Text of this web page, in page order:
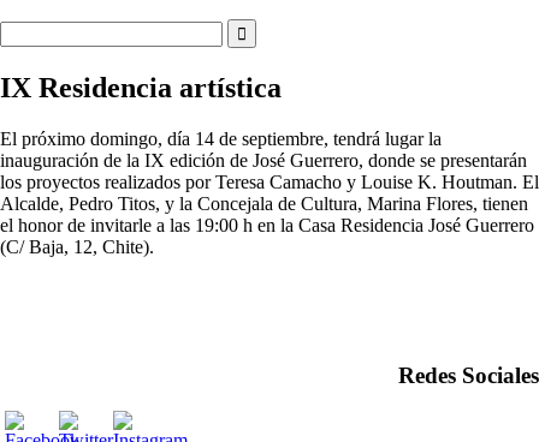
IX Residencia artística
El próximo domingo, día 14 de septiembre, tendrá lugar la
inauguración de la IX edición de José Guerrero, donde se presentarán
los proyectos realizados por Teresa Camacho y Louise K. Houtman. El
Alcalde, Pedro Titos, y la Concejala de Cultura, Marina Flores, tienen
el honor de invitarle a las 19:00 h en la Casa Residencia José Guerrero
(C/ Baja, 12, Chite).
Redes Sociales